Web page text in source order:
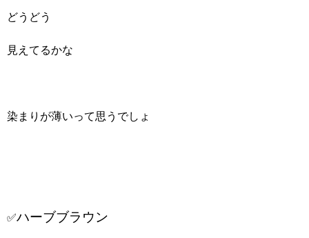
どうどう
見えてるかな
染まりが薄いって思うでしょ
✅ハーブブラウン